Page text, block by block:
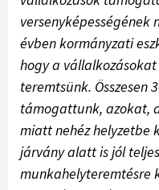
versenyképességének
évben kormányzati
hogy a
teremtsünk. Összesen
támogattunk, azokat,
miatt nehéz helyzetbe
járvány alatt is jól
munkahelyteremtésre